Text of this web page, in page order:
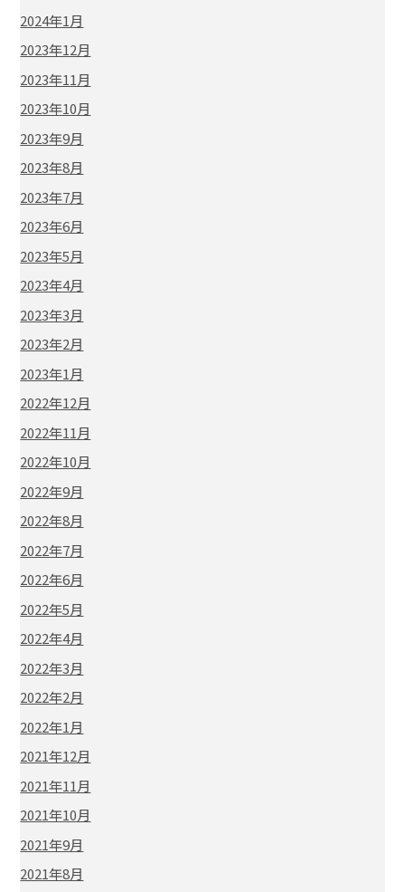
2024年1月
2023年12月
2023年11月
2023年10月
2023年9月
2023年8月
2023年7月
2023年6月
2023年5月
2023年4月
2023年3月
2023年2月
2023年1月
2022年12月
2022年11月
2022年10月
2022年9月
2022年8月
2022年7月
2022年6月
2022年5月
2022年4月
2022年3月
2022年2月
2022年1月
2021年12月
2021年11月
2021年10月
2021年9月
2021年8月